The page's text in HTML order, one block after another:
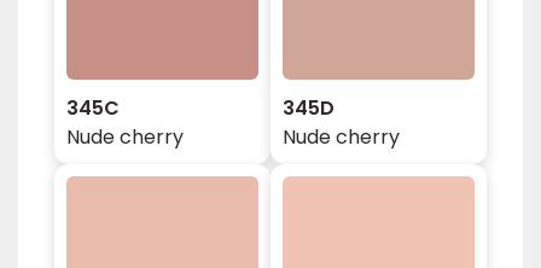
345C
Nude cherry
345D
Nude cherry